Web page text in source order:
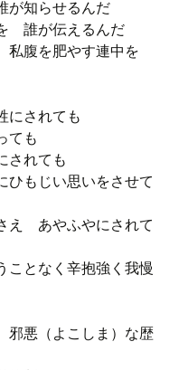
が知らせるんだ
誰が伝えるんだ
腹を肥やす連中を
にされても
ても
されても
もじい思いをさせて
え あやふやにされて
となく辛抱強く我慢
悪（よこしま）な歴